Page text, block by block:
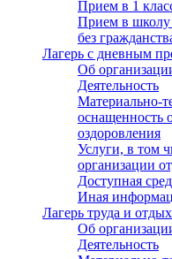
Прием в 1
Прием в школу
без
Лагерь с дневным
Об
Деятельность
Материально-
оснащенность
оздоровления
Услуги, в том
организации
Доступная
Иная
Лагерь труда и
Об
Деятельность